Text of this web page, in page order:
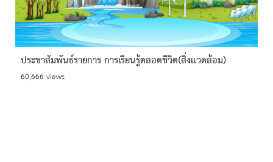
ประชาสัมพันธ์รายการ การเรียนรู้ตลอดชีวิต(สิ่งแวดล้อม)
60,666 views